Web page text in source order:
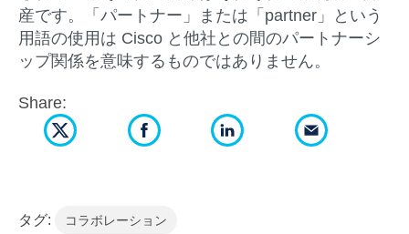
産です。「パートナー」または「partner」という
用語の使用は Cisco と他社との間のパートナーシ
ップ関係を意味するものではありません。
Share:
タグ: コラボレーション